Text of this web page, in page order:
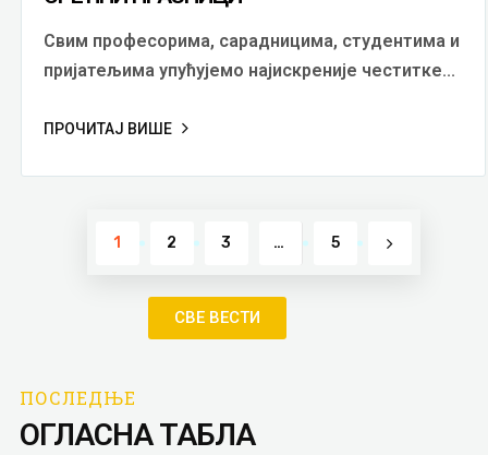
Свим професорима, сарадницима, студентима и
пријатељима упућујемо најискреније честитке...
ПРОЧИТАЈ ВИШЕ
1 2 3 … 5
СВЕ ВЕСТИ
ПОСЛЕДЊЕ
ОГЛАСНА ТАБЛА